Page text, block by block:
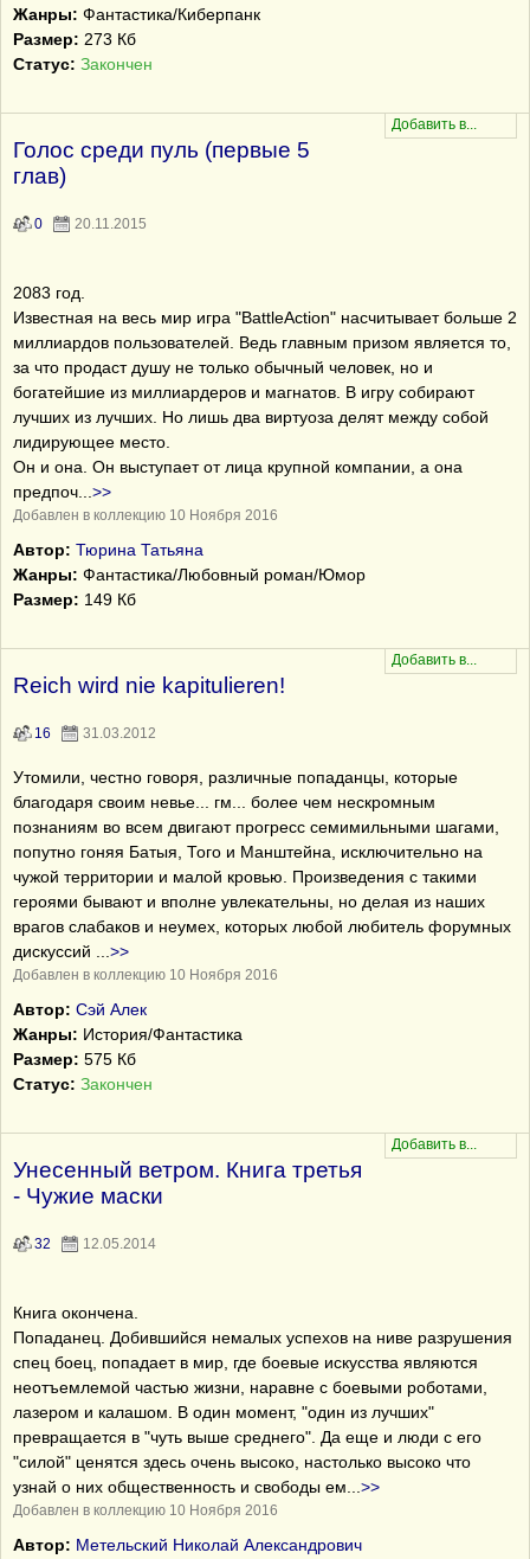
Жанры: Фантастика/Киберпанк
Размер: 273 Кб
Статус: Закончен
Голос среди пуль (первые 5
глав)
0 20.11.2015
2083 год.
Известная на весь мир игра "BattleAction" насчитывает больше 2
миллиардов пользователей. Ведь главным призом является то,
за что продаст душу не только обычный человек, но и
богатейшие из миллиардеров и магнатов. В игру собирают
лучших из лучших. Но лишь два виртуоза делят между собой
лидирующее место.
Он и она. Он выступает от лица крупной компании, а она
предпоч
>>
Добавлен в коллекцию 10 Ноября 2016
Автор: Тюрина Татьяна
Жанры: Фантастика/Любовный роман/Юмор
Размер: 149 Кб
Reich wird nie kapitulieren!
16 31.03.2012
Утомили, честно говоря, различные попаданцы, которые
благодаря своим невье... гм... более чем нескромным
познаниям во всем двигают прогресс семимильными шагами,
попутно гоняя Батыя, Того и Манштейна, исключительно на
чужой территории и малой кровью. Произведения с такими
героями бывают и вполне увлекательны, но делая из наших
врагов слабаков и неумех, которых любой любитель форумных
дискуссий
>>
Добавлен в коллекцию 10 Ноября 2016
Автор: Сэй Алек
Жанры: История/Фантастика
Размер: 575 Кб
Статус: Закончен
Унесенный ветром. Книга третья
- Чужие маски
32 12.05.2014
Книга окончена.
Попаданец. Добившийся немалых успехов на ниве разрушения
спец боец, попадает в мир, где боевые искусства являются
неотъемлемой частью жизни, наравне с боевыми роботами,
лазером и калашом. В один момент, "один из лучших"
превращается в "чуть выше среднего". Да еще и люди с его
"силой" ценятся здесь очень высоко, настолько высоко что
узнай о них общественность и свободы ем
>>
Добавлен в коллекцию 10 Ноября 2016
Автор: Метельский Николай Александрович